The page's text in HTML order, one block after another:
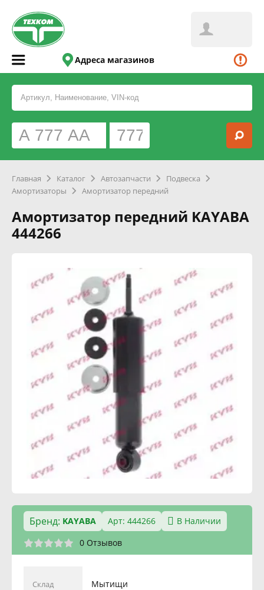
Адреса магазинов
Главная Каталог Автозапчасти
Подвеска
Амортизаторы
Амортизатор передний
Амортизатор передний KAYABA
444266
Бренд: KAYABA Арт: 444266
В Наличии
0 Отзывов
Склад Мытищи